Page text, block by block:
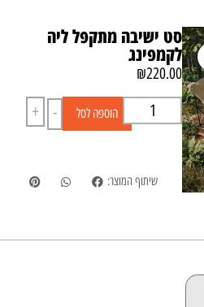
סט ישיבה מתקפל ליה
לקמפינג
₪220.00
-
+ הוספה לסל
שיתוף המוצר: